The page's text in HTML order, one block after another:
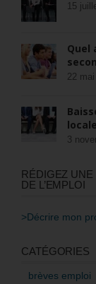
15
Quel
22
3
RÉDIGEZ
DE L’EMPLOI
>Décrire mon
CATÉGORIES
brèves emploi